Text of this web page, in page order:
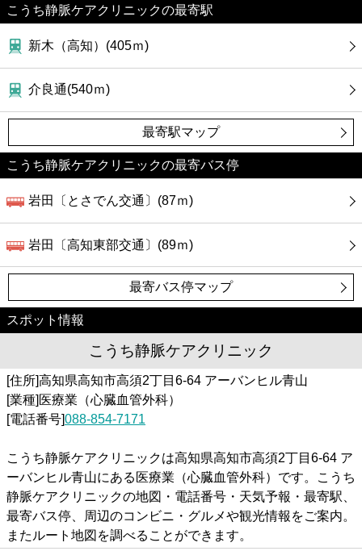
こうち静脈ケアクリニックの最寄駅
新木（高知）(405ｍ)
介良通(540ｍ)
最寄駅マップ
こうち静脈ケアクリニックの最寄バス停
岩田〔とさでん交通〕(87ｍ)
岩田〔高知東部交通〕(89ｍ)
最寄バス停マップ
スポット情報
こうち静脈ケアクリニック
[住所]高知県高知市高須2丁目6-64 アーバンヒル青山
[業種]医療業（心臓血管外科）
[電話番号]088-854-7171
こうち静脈ケアクリニックは高知県高知市高須2丁目6-64 ア
ーバンヒル青山にある医療業（心臓血管外科）です。こうち
静脈ケアクリニックの地図・電話番号・天気予報・最寄駅、
最寄バス停、周辺のコンビニ・グルメや観光情報をご案内。
またルート地図を調べることができます。